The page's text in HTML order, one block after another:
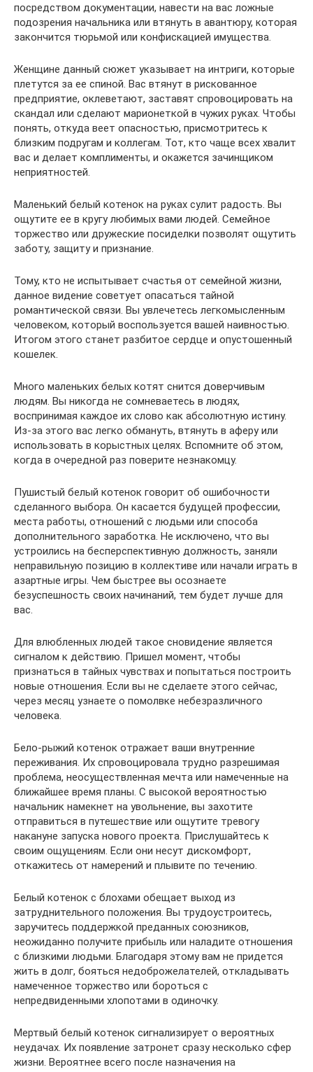
посредством документации, навести на вас ложные
подозрения начальника или втянуть в авантюру, которая
закончится тюрьмой или конфискацией имущества.
Женщине данный сюжет указывает на интриги, которые
плетутся за ее спиной. Вас втянут в рискованное
предприятие, оклеветают, заставят спровоцировать на
скандал или сделают марионеткой в чужих руках. Чтобы
понять, откуда веет опасностью, присмотритесь к
близким подругам и коллегам. Тот, кто чаще всех хвалит
вас и делает комплименты, и окажется зачинщиком
неприятностей.
Маленький белый котенок на руках сулит радость. Вы
ощутите ее в кругу любимых вами людей. Семейное
торжество или дружеские посиделки позволят ощутить
заботу, защиту и признание.
Тому, кто не испытывает счастья от семейной жизни,
данное видение советует опасаться тайной
романтической связи. Вы увлечетесь легкомысленным
человеком, который воспользуется вашей наивностью.
Итогом этого станет разбитое сердце и опустошенный
кошелек.
Много маленьких белых котят снится доверчивым
людям. Вы никогда не сомневаетесь в людях,
воспринимая каждое их слово как абсолютную истину.
Из-за этого вас легко обмануть, втянуть в аферу или
использовать в корыстных целях. Вспомните об этом,
когда в очередной раз поверите незнакомцу.
Пушистый белый котенок говорит об ошибочности
сделанного выбора. Он касается будущей профессии,
места работы, отношений с людьми или способа
дополнительного заработка. Не исключено, что вы
устроились на бесперспективную должность, заняли
неправильную позицию в коллективе или начали играть в
азартные игры. Чем быстрее вы осознаете
безуспешность своих начинаний, тем будет лучше для
вас.
Для влюбленных людей такое сновидение является
сигналом к действию. Пришел момент, чтобы
признаться в тайных чувствах и попытаться построить
новые отношения. Если вы не сделаете этого сейчас,
через месяц узнаете о помолвке небезразличного
человека.
Бело-рыжий котенок отражает ваши внутренние
переживания. Их спровоцировала трудно разрешимая
проблема, неосуществленная мечта или намеченные на
ближайшее время планы. С высокой вероятностью
начальник намекнет на увольнение, вы захотите
отправиться в путешествие или ощутите тревогу
накануне запуска нового проекта. Прислушайтесь к
своим ощущениям. Если они несут дискомфорт,
откажитесь от намерений и плывите по течению.
Белый котенок с блохами обещает выход из
затруднительного положения. Вы трудоустроитесь,
заручитесь поддержкой преданных союзников,
неожиданно получите прибыль или наладите отношения
с близкими людьми. Благодаря этому вам не придется
жить в долг, бояться недоброжелателей, откладывать
намеченное торжество или бороться с
непредвиденными хлопотами в одиночку.
Мертвый белый котенок сигнализирует о вероятных
неудачах. Их появление затронет сразу несколько сфер
жизни. Вероятнее всего после назначения на